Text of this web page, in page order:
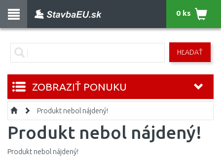
HĽADAŤ
0 ks
ZOBRAZIŤ PONUKU
Produkt nebol nájdený!
Produkt nebol nájdený!
Produkt nebol nájdený!